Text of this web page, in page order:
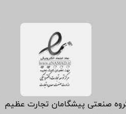
صنعتی پیشگامان تجارت عظیم